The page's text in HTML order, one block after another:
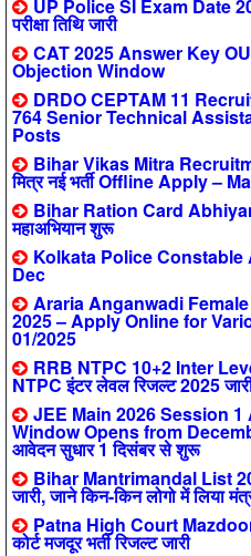
UP Police SI Exam Date
परीक्षा तिथि जारी
CAT 2025 Answer Key
Objection Window
DRDO CEPTAM 11
764 Senior Technical
Posts
Bihar Vikas Mitra
मित्र नई भर्ती Offline Apply –
Bihar Ration Card Abhiyan
महाअभियान शुरू
Kolkata Police Constable
Dec
Araria Anganwadi
2025 – Apply Online for
01/2025
RRB NTPC 10+2 Inter
NTPC इंटर लेवल रिजल्ट 2025
JEE Main 2026 Session
Window Opens from
आवेदन सुधार 1 दिसंबर से शुरू
Bihar Mantrimandal List
जारी, जाने किन-किन लोगो में लिया
Patna High Court
कोर्ट मजदूर भर्ती रिजल्ट जारी